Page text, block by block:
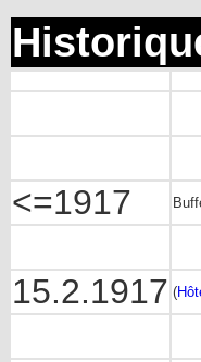
<=1917
15.2.1917 (